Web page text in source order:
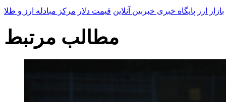
بازار ارز پایگاه خبری خبربین آنلاین قیمت دلار مرکز مبادله ارز و طلا
مطالب مرتبط